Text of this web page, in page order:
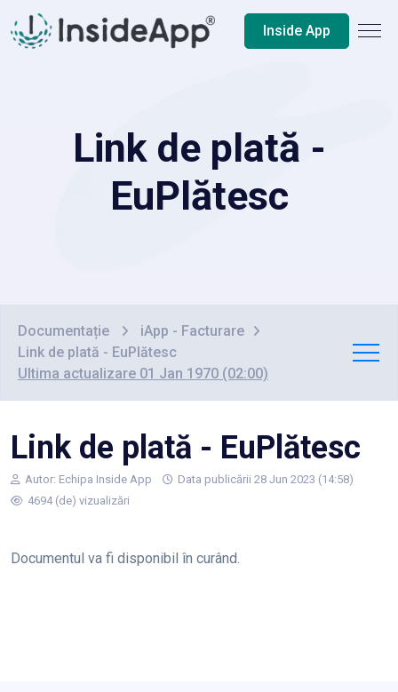
Inside App
Link de plată -
EuPlătesc
Documentație
iApp - Facturare
Link de plată - EuPlătesc
Ultima actualizare 01 Jan 1970 (02:00)
Link de plată - EuPlătesc
Autor: Echipa Inside App
Data publicării 28 Jun 2023 (14:58)
4694 (de) vizualizări
Documentul va fi disponibil în curând.